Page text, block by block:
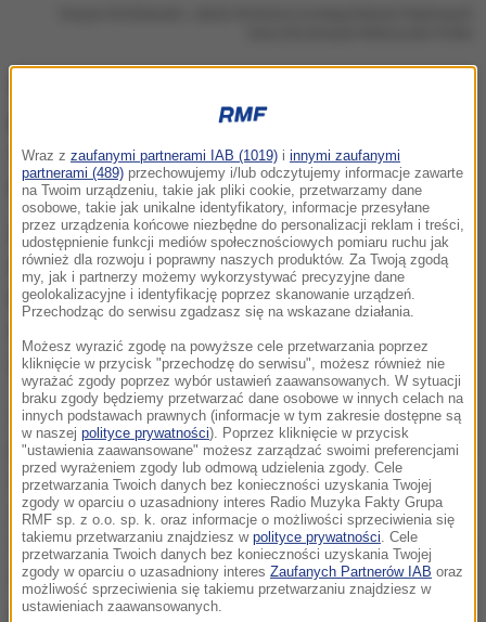
przegrali jedynie ze Szwedami
dziewięciu odcinkach specjalnych rajdu mieli nieco
ponad 50 sekund przewagi nad polską załogą.
Duet, mający w tym roku na swoim aucie logo RMF
FM, dobrze prezentował się od samego początku.
Panowie wygrali pierwszy odcinek specjalny.
drugiego i trzeciego odcinka imprezy.
Z uwagi na niewielkie doświadczenie na szutrze
jestem na prawdę bardzo zadowolony z wyniku. Tom
Kristensson i Andreas Johansson byli od nas szybsi,
ale wiemy co poprawić i będziemy na tym pracować.
Co najważniejsze jechało mi się świetnie i mieliśmy z
Kubą super feeling w aucie. Przywieźliśmy cenne
punkty z Podlasia i dalej prowadzimy w klasyfikacji
Wraz z zaufanymi partnerami IAB (1019) i innymi zaufanymi
partnerami (489) przechowujemy i/lub odczytujemy informacje zawarte
na Twoim urządzeniu, takie jak pliki cookie, przetwarzamy dane
osobowe, takie jak unikalne identyfikatory, informacje przesyłane
przez urządzenia końcowe niezbędne do personalizacji reklam i treści,
udostępnienie funkcji mediów społecznościowych pomiaru ruchu jak
również dla rozwoju i poprawny naszych produktów. Za Twoją zgodą
my, jak i partnerzy możemy wykorzystywać precyzyjne dane
geolokalizacyjne i identyfikację poprzez skanowanie urządzeń.
Przechodząc do serwisu zgadzasz się na wskazane działania.
Możesz wyrazić zgodę na powyższe cele przetwarzania poprzez
kliknięcie w przycisk "przechodzę do serwisu", możesz również nie
wyrażać zgody poprzez wybór ustawień zaawansowanych. W sytuacji
braku zgody będziemy przetwarzać dane osobowe w innych celach na
innych podstawach prawnych (informacje w tym zakresie dostępne są
w naszej polityce prywatności). Poprzez kliknięcie w przycisk
"ustawienia zaawansowane" możesz zarządzać swoimi preferencjami
przed wyrażeniem zgody lub odmową udzielenia zgody. Cele
przetwarzania Twoich danych bez konieczności uzyskania Twojej
zgody w oparciu o uzasadniony interes Radio Muzyka Fakty Grupa
RMF sp. z o.o. sp. k. oraz informacje o możliwości sprzeciwienia się
takiemu przetwarzaniu znajdziesz w polityce prywatności . Cele
przetwarzania Twoich danych bez konieczności uzyskania Twojej
zgody w oparciu o uzasadniony interes Zaufanych Partnerów IAB oraz
możliwość sprzeciwienia się takiemu przetwarzaniu znajdziesz w
ustawieniach zaawansowanych.